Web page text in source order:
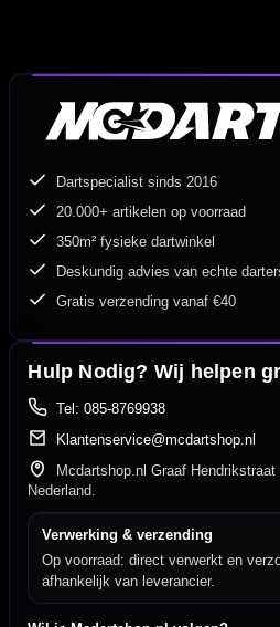
Dartspecialist sinds 2016
20.000+ artikelen op voorraad
350m² fysieke dartwinkel
Deskundig advies van echte
Gratis verzending vanaf €40
Hulp Nodig? Wij helpen
Tel: 085-8769938
Klantenservice@mcdartshop.nl
Mcdartshop.nl Graaf
Nederland.
Verwerking & verzending
Op voorraad: direct verwerkt en
afhankelijk van leverancier.